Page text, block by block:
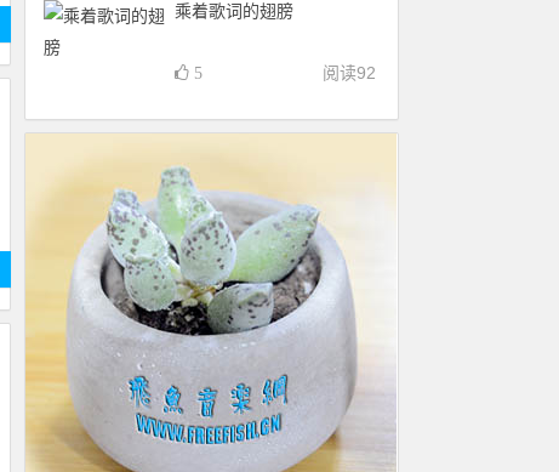
乘着歌词的翅膀
阅读92
5